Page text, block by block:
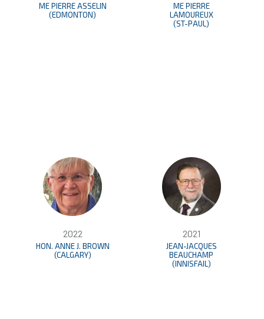
ME PIERRE ASSELIN
(EDMONTON)
ME PIERRE
LAMOUREUX
(ST-PAUL)
2022
HON. ANNE J. BROWN
(CALGARY)
2021
JEAN-JACQUES
BEAUCHAMP
(INNISFAIL)